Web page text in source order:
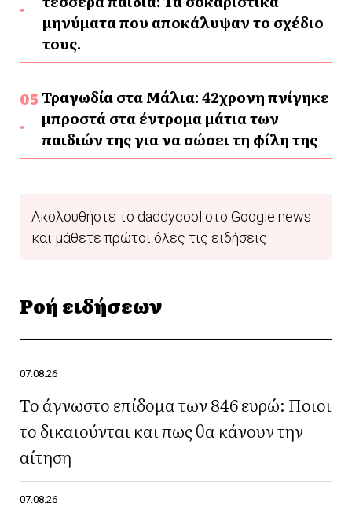
μηνύματα που αποκάλυψαν το σχέδιο
τους.
Τραγωδία στα Μάλια: 42χρονη πνίγηκε
μπροστά στα έντρομα μάτια των
παιδιών της για να σώσει τη φίλη της
Ακολουθήστε το daddycool στο Google news
και μάθετε πρώτοι όλες τις ειδήσεις
Ροή ειδήσεων
07.08.26
Το άγνωστο επίδομα των 846 ευρώ: Ποιοι
το δικαιούνται και πως θα κάνουν την
αίτηση
07.08.26